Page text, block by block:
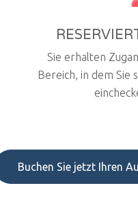
Sie erhalten
Bereich, in dem Sie
Buchen Sie jetzt Ihren